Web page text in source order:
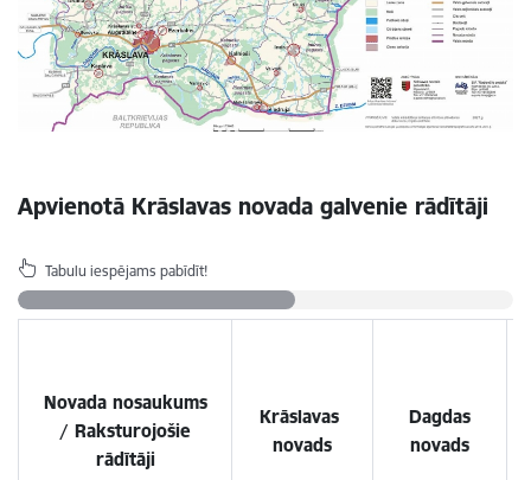
Apvienotā Krāslavas novada galvenie rādītāji
Tabulu iespējams pabīdīt!
Novada nosaukums
/ Raksturojošie
rādītāji
Krāslavas
novads
Dagdas
novads